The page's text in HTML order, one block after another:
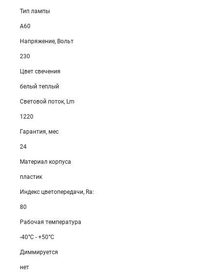
Тип лампы
A60
Напряжение, Вольт
230
Цвет свечения
белый теплый
Световой поток, Lm
1220
Гарантия, мес
24
Материал корпуса
пластик
Индекс цветопередачи, Ra:
80
Рабочая температура
-40°C - +50°C
Диммируется
нет